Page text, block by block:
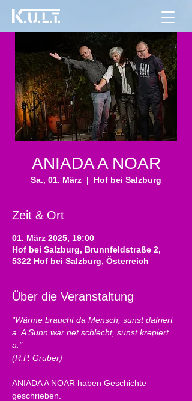
ANIADA A NOAR
Sa., 01. März
  |
Hof bei Salzburg
Zeit & Ort
01. März 2025, 19:00
Hof bei Salzburg, Brunnfeldstraße 2,
5322 Hof bei Salzburg, Österreich
Über die Veranstaltung
"Wärme braucht da Mensch, sunst dafriert
a. A Sunn war net schlecht, sunst krepiert
a."
ANIADA A NOAR haben Geschichte
geschrieben.